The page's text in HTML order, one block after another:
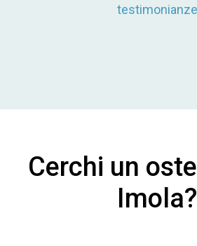
testimonianze
Cerchi un
Imola?